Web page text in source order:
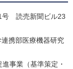
号 読売新聞ビル23
携部医療機器研究
事業（基準策定・